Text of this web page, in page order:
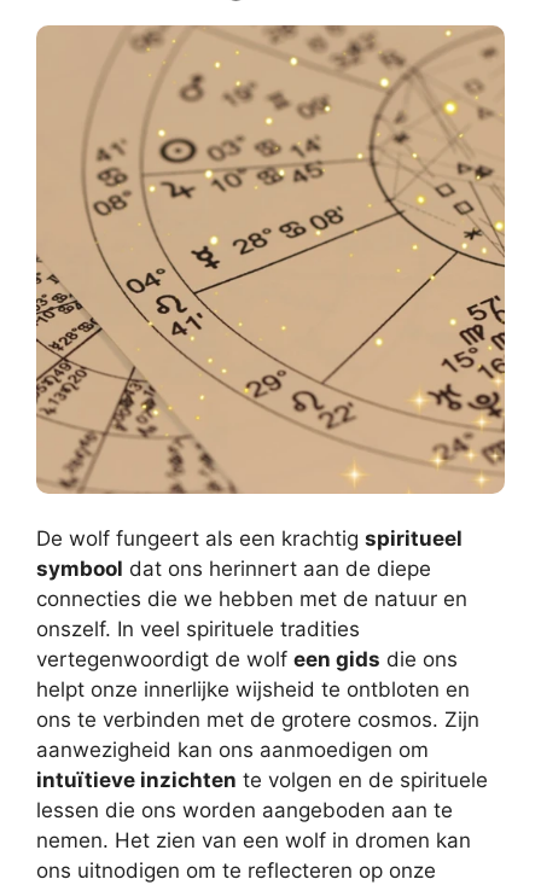
De wolf fungeert als een krachtig spiritueel
symbool dat ons herinnert aan de diepe
connecties die we hebben met de natuur en
onszelf. In veel spirituele tradities
vertegenwoordigt de wolf een gids die ons
helpt onze innerlijke wijsheid te ontbloten en
ons te verbinden met de grotere cosmos. Zijn
aanwezigheid kan ons aanmoedigen om
intuïtieve inzichten te volgen en de spirituele
lessen die ons worden aangeboden aan te
nemen. Het zien van een wolf in dromen kan
ons uitnodigen om te reflecteren op onze